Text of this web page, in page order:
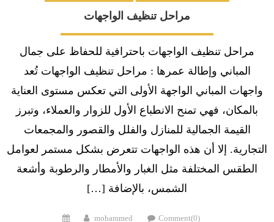
مراحل تنظيف الواجهات
مراحل تنظيف الواجهات باحترافية للحفاظ على جمال
المباني وإطالة عمرها : مراحل تنظيف الواجهات تُعد
واجهات المباني الواجهة الأولى التي تعكس مستوى العناية
بالمكان، فهي تمنح الانطباع الأول للزوار والعملاء، وتبرز
القيمة الجمالية للمنازل والفلل والقصور والمجمعات
التجارية. إلا أن هذه الواجهات تتعرض بشكل مستمر لعوامل
الطقس المختلفة مثل الغبار والأمطار والرطوبة وأشعة
الشمس، بالإضافة […]
Posted Author
mohammed Comment(0)